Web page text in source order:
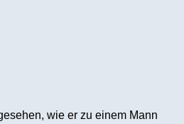
wie er zu einem Mann